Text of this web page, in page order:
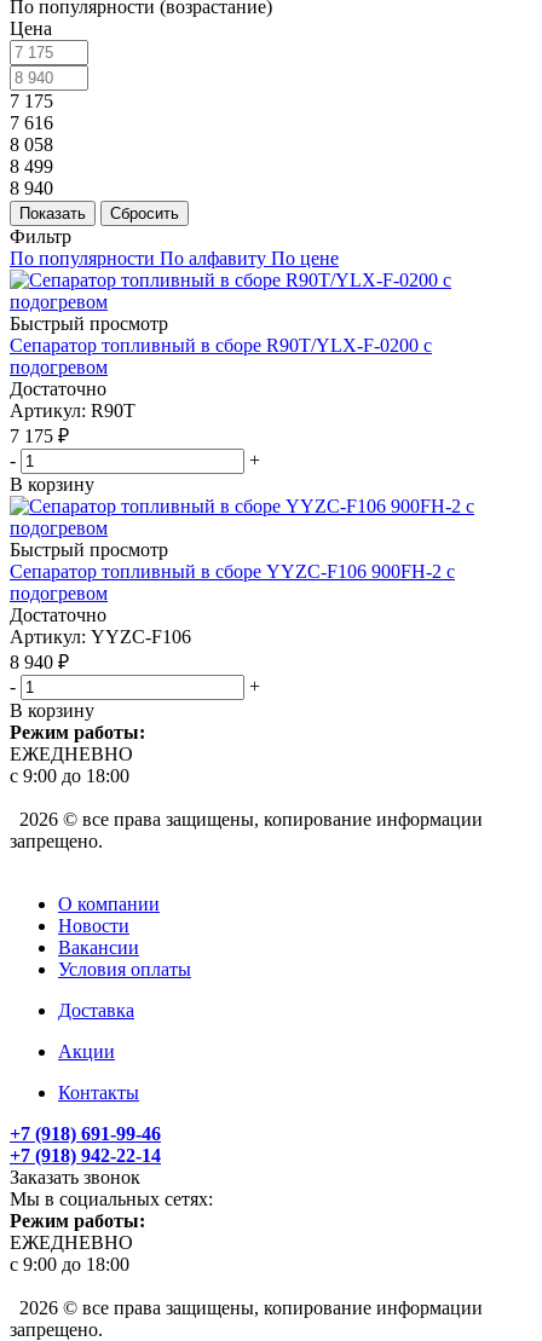
По популярности (возрастание)
Цена
7 175
7 616
8 058
8 499
8 940
Показать Сбросить
Фильтр
По популярности По алфавиту По цене
Быстрый просмотр
Сепаратор топливный в сборе R90T/YLX-F-0200 с
подогревом
Достаточно
Артикул: R90T
7 175 ₽
-
+
В корзину
Быстрый просмотр
Сепаратор топливный в сборе YYZC-F106 900FH-2 с
подогревом
Достаточно
Артикул: YYZC-F106
8 940 ₽
-
+
В корзину
Режим работы:
ЕЖЕДНЕВНО
с 9:00 до 18:00
2026 © все права защищены, копирование информации
запрещено.
О компании
Новости
Вакансии
Условия оплаты
Доставка
Акции
Контакты
+7 (918) 691-99-46
+7 (918) 942-22-14
Заказать звонок
Мы в социальных сетях:
Режим работы:
ЕЖЕДНЕВНО
с 9:00 до 18:00
2026 © все права защищены, копирование информации
запрещено.